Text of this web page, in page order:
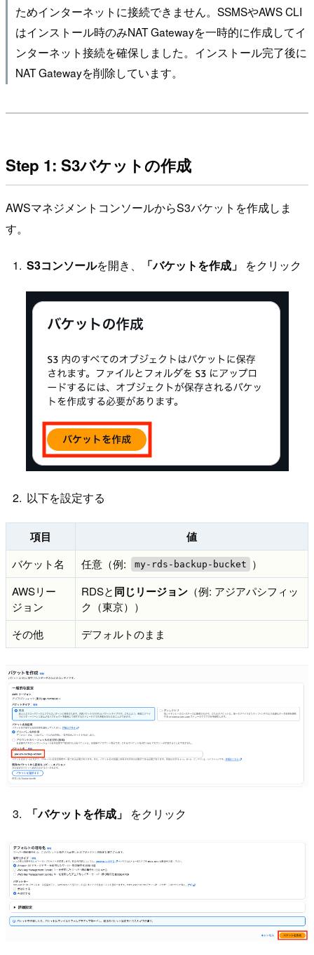
ためインターネットに接続できません。SSMSやAWS CLI
はインストール時のみNAT Gatewayを一時的に作成してイ
ンターネット接続を確保しました。インストール完了後に
NAT Gatewayを削除しています。
Step 1: S3バケットの作成
AWSマネジメントコンソールからS3バケットを作成しま
す。
S3コンソールを開き、 「バケットを作成」 をクリック
以下を設定する
項目 値
バケット名 任意（例: my-rds-backup-bucket
）
AWSリー
ジョン
RDSと同じリージョン （例: アジアパシフィッ
ク（東京））
その他
デフォルトのまま
「バケットを作成」 をクリック